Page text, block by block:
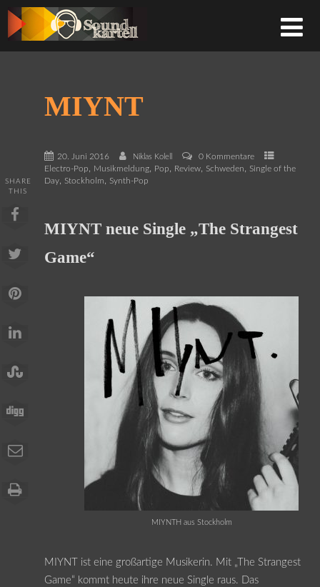
MIYNT
20. Juni 2016 Niklas Kolell
0 Kommentare
Electro-Pop, Musikmeldung, Pop, Review, Schweden, Single of the
Day, Stockholm, Synth-Pop
SHARE
THIS
MIYNT neue Single „The Strangest
Game“
MIYNTH aus Stockholm
MIYNT ist eine großartige Musikerin. Mit „The Strangest
Game“ kommt heute ihre neue Single raus. Das